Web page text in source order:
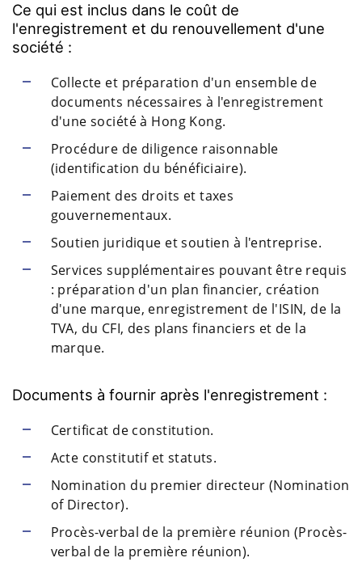
Ce qui est inclus dans le coût de
l'enregistrement et du renouvellement d'une
société :
Collecte et préparation d'un ensemble de
documents nécessaires à l'enregistrement
d'une société à Hong Kong.
Procédure de diligence raisonnable
(identification du bénéficiaire).
Paiement des droits et taxes
gouvernementaux.
Soutien juridique et soutien à l'entreprise.
Services supplémentaires pouvant être requis
: préparation d'un plan financier, création
d'une marque, enregistrement de l'ISIN, de la
TVA, du CFI, des plans financiers et de la
marque.
Documents à fournir après l'enregistrement :
Certificat de constitution.
Acte constitutif et statuts.
Nomination du premier directeur (Nomination
of Director).
Procès-verbal de la première réunion (Procès-
verbal de la première réunion).